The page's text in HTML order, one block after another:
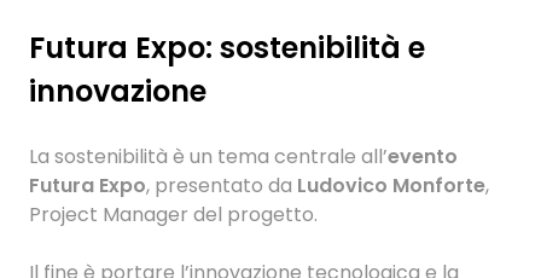
Futura Expo: sostenibilità e
innovazione
La sostenibilità è un tema centrale all’evento
Futura Expo, presentato da Ludovico Monforte,
Project Manager del progetto.